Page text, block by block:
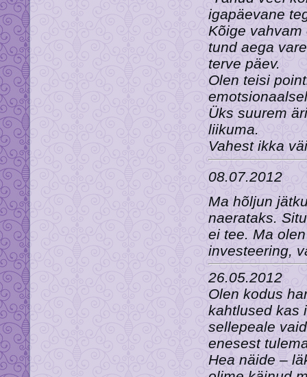
igapäevane
Kõige
tund aega
terve päev.
Olen teisi
Üks suurem
liikuma.
Vahest ikka
08.07.2012
Ma hõljun
naerataks.
ei tee. Ma
investeering,
26.05.2012
Olen kodus
kahtlused kas
sellepeale
enesest
Hea näide –